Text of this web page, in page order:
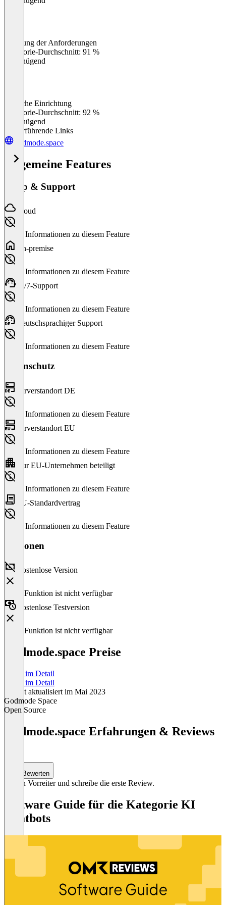
Erfüllung der Anforderungen
Kategorie-Durchschnitt: 91 %
Ungenügend
Einfache Einrichtung
Kategorie-Durchschnitt: 92 %
Ungenügend
Weiterführende Links
godmode.space
Allgemeine Features
Setup & Support
Cloud
Keine Informationen zu diesem Feature
On-premise
Keine Informationen zu diesem Feature
24/7-Support
Keine Informationen zu diesem Feature
Deutschsprachiger Support
Keine Informationen zu diesem Feature
Datenschutz
Serverstandort DE
Keine Informationen zu diesem Feature
Serverstandort EU
Keine Informationen zu diesem Feature
Nur EU-Unternehmen beteiligt
Keine Informationen zu diesem Feature
EU-Standardvertrag
Keine Informationen zu diesem Feature
Versionen
Kostenlose Version
Diese Funktion ist nicht verfügbar
Kostenlose Testversion
Diese Funktion ist nicht verfügbar
Godmode.space Preise
Preise im Detail
Preise im Detail
Zuletzt aktualisiert im Mai 2023
Godmode Space
Open Source
Godmode.space Erfahrungen & Reviews
Bewerten
Sei ein Vorreiter und schreibe die erste Review.
Software Guide für die Kategorie KI
Chatbots